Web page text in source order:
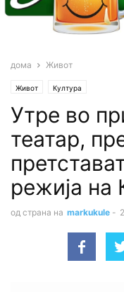
дома Живот
Живот Култура
Утре во
театар,
режија на
од страна на markukule -